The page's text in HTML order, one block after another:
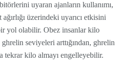
uyaran ajanların kullanımı,
üzerindeki uyarıcı etkisini
yol olabilir. Obez insanlar kilo
seviyeleri arttığından, ghrelin
tekrar kilo almayı engelleyebilir.